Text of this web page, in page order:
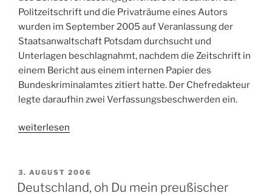
Politzeitschrift und die Privaträume eines Autors
wurden im September 2005 auf Veranlassung der
Staatsanwaltschaft Potsdam durchsucht und
Unterlagen beschlagnahmt, nachdem die Zeitschrift in
einem Bericht aus einem internen Papier des
Bundeskriminalamtes zitiert hatte. Der Chefredakteur
legte daraufhin zwei Verfassungsbeschwerden ein.
„Pressefreiheit
weiterlesen
VERÖFFENTLICHT
AM
3. AUGUST 2006
Deutschland, oh Du mein preußischer